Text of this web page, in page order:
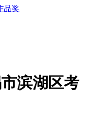
品奖
滨湖区考